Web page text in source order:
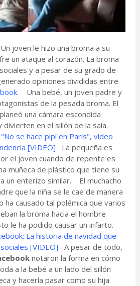
joven le hizo una broma a su
un ataque al corazón. La broma
y a pesar de su grado de
opiniones divididas entre
. Una bebé, un joven padre y
de la pesada broma. El
una cámara escondida
divierten en el sillón de la sala.
se hace pipí en París", video
[VIDEO] La pequeña es
el joven cuando de repente es
muñeca de plástico que tiene su
un enterizo similar. El muchacho
que la niña se le cae de manera
ha causado tal polémica que varios
la broma hacia el hombre
le ha podido causar un infarto.
La historia de navidad que
[VIDEO] A pesar de todo,
notaron la forma en cómo
a la bebé a un lado del sillón
y hacerla pasar como su hija.